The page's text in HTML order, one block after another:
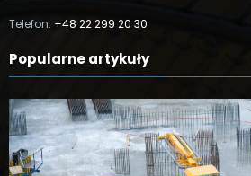
Telefon: +48 22 299 20 30
Popularne artykuły